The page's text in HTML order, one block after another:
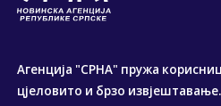
Агенција "СРНА" пружа
цјеловито и брзо